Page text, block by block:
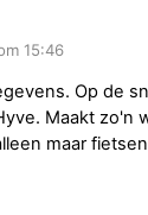
15:46
Op de
Maakt zo'n
maar